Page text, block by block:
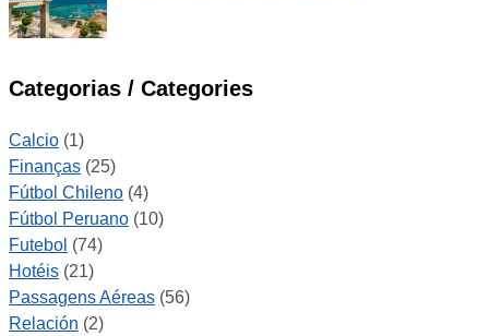
Categorias / Categories
Calcio (1)
Finanças (25)
Fútbol Chileno (4)
Fútbol Peruano (10)
Futebol (74)
Hotéis (21)
Passagens Aéreas (56)
Relación (2)